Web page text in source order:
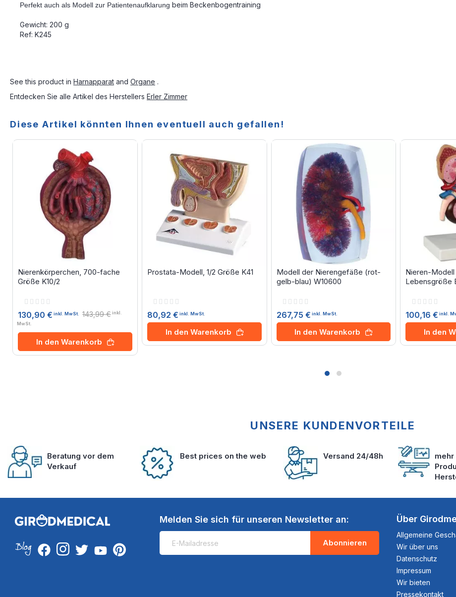
Perfekt auch als Modell zur Patientenaufklarung beim Beckenbogentraining
Gewicht: 200 g
Ref: K245
See this product in Harnapparat and Organe .
Entdecken Sie alle Artikel des Herstellers Erler Zimmer
Diese Artikel könnten Ihnen eventuell auch gefallen!
Nierenkörperchen, 700-fache
Größe K10/2
Rating:
130,90 € inkl. MwSt. 143,99 €inkl.
MwSt.
In den Warenkorb
Prostata-Modell, 1/2 Größe K41
Rating:
80,92 € inkl. MwSt.
In den Warenkorb
Modell der Nierengefäße (rot-
gelb-blau) W10600
Rating:
267,75 € inkl. MwSt.
In den Warenkorb
Nieren-
Lebensgröße
Rating:
100,16 € inkl.
In den
UNSERE KUNDENVORTEILE
Beratung vor dem
Verkauf
Best prices on the web Versand 24/48h
mehr
Melden Sie sich für unseren Newsletter an:
Abonnieren
Über
Allgemeine
Wir über uns
Datenschutz
Impressum
Wir bieten
Pressekontakt